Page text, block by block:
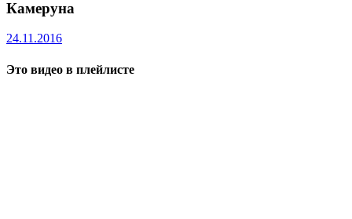
Камеруна
24.11.2016
Это видео в плейлисте